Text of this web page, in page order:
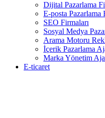
Dijital Pazarlama
E-posta Pazarlama
SEO Firmaları
Sosyal Medya
Arama Motoru
İçerik Pazarlama
Marka Yönetim
E-ticaret